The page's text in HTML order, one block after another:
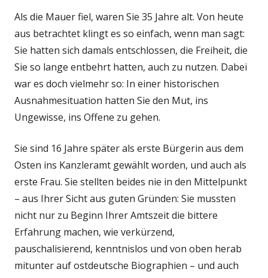
Als die Mauer fiel, waren Sie 35 Jahre alt. Von heute
aus betrachtet klingt es so einfach, wenn man sagt:
Sie hatten sich damals entschlossen, die Freiheit, die
Sie so lange entbehrt hatten, auch zu nutzen. Dabei
war es doch vielmehr so: In einer historischen
Ausnahmesituation hatten Sie den Mut, ins
Ungewisse, ins Offene zu gehen.
Sie sind 16 Jahre später als erste Bürgerin aus dem
Osten ins Kanzleramt gewählt worden, und auch als
erste Frau. Sie stellten beides nie in den Mittelpunkt
– aus Ihrer Sicht aus guten Gründen: Sie mussten
nicht nur zu Beginn Ihrer Amtszeit die bittere
Erfahrung machen, wie verkürzend,
pauschalisierend, kenntnislos und von oben herab
mitunter auf ostdeutsche Biographien – und auch